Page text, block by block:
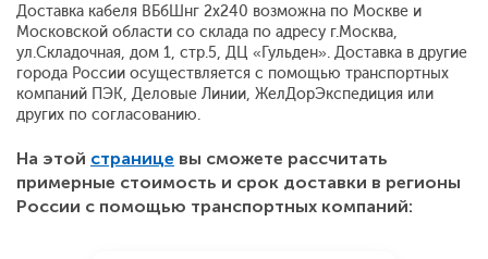
Доставка кабеля ВБбШнг 2x240 возможна по Москве и
Московской области со склада по адресу г.Москва,
ул.Складочная, дом 1, стр.5, ДЦ «Гульден». Доставка в другие
города России осуществляется с помощью транспортных
компаний ПЭК, Деловые Линии, ЖелДорЭкспедиция или
других по согласованию.
На этой странице вы сможете рассчитать
примерные стоимость и срок доставки в регионы
России с помощью транспортных компаний: